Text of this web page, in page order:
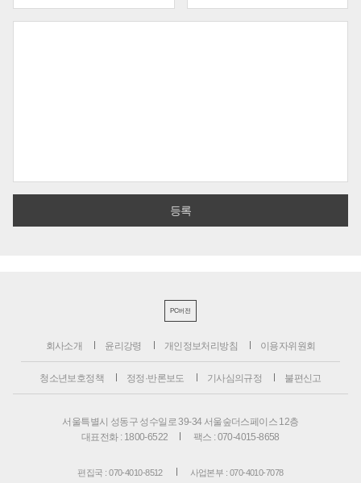
PC버전
회사소개 윤리강령 개인정보처리방침 이용자위원회
청소년보호정책 정정·반론보도 기사심의규정 불편신고
서울특별시 성동구 성수일로 39-34 서울숲더스페이스 12층
대표전화 : 1800-6522
팩스 : 070-4015-8658
편집국 : 070-4010-8512
사업본부 : 070-4010-7078